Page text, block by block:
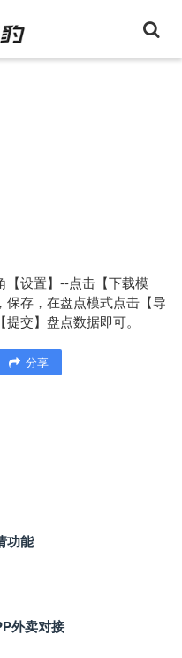
【设置】--点击【下载模
存，在盘点模式点击【导
交】盘点数据即可。
分享
功能
外卖对接